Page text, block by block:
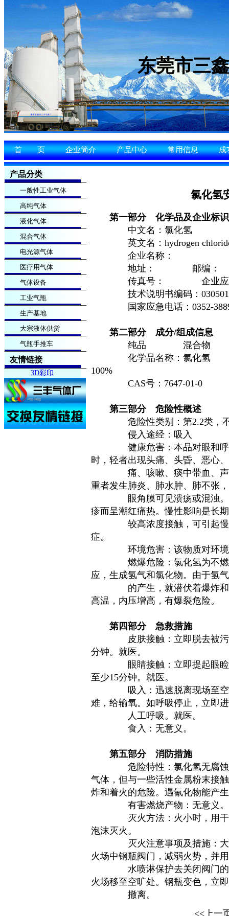
东莞市三
首 页 企业简介 产品中心 常用信息 成
氯化氢
第一部分
化学品及企业标识
中文名：氯化氢
英文名：hydrogen
企业名称：
地址：
邮编：
传真号：
企业
技术说明书编码：
国家应急电话：0352-
第二部分 成分/组成信息
纯品
混合物
化学品名称：氯化氢
100%
CAS号：7647-01-0
第三部分
危险性概述
危险性类别：第2.2类，
侵入途经：吸入
健康危害：本品对眼和
时，轻者出现头痛、头昏、恶心
痛、咳嗽、痰中带血、
重者发生肺炎、肺水肿、肺不张，
眼角膜可见溃疡或混浊
疹而呈潮红痛热。慢性影响是长期
较高浓度接触，可引起
症。
环境危害：该物质对环
燃爆危险：氯化氢为不
应，生成氢气和氯化物。由于氢气
的产生，就潜伏着爆炸
高温，内压增高，有爆裂危险。
第四部分
急救措施
皮肤接触：立即脱去被
分钟。就医。
眼睛接触：立即提起眼
至少15分钟。就医。
吸入：迅速脱离现场至
难，给输氧。如呼吸停止，立即
人工呼吸。就医。
食入：无意义。
第五部分
消防措施
危险特性：氯化氢无腐
气体，但与一些活性金属粉末
炸和着火的危险。遇氰化物能产
有害燃烧产物：无意义。
灭火方法：火小时，用
泡沫灭火。
灭火注意事项及措施：
火场中钢瓶阀门，减弱火势，并用
水喷淋保护去关闭阀门
火场移至空旷处。钢瓶变色，立即
撤离。
<<上一
产品分类
一般性工业气体
高纯气体
液化气体
混合气体
电光源气体
医疗用气体
气体设备
工业气瓶
生产基地
大宗液体供货
气瓶手推车
友情链接
3D彩印